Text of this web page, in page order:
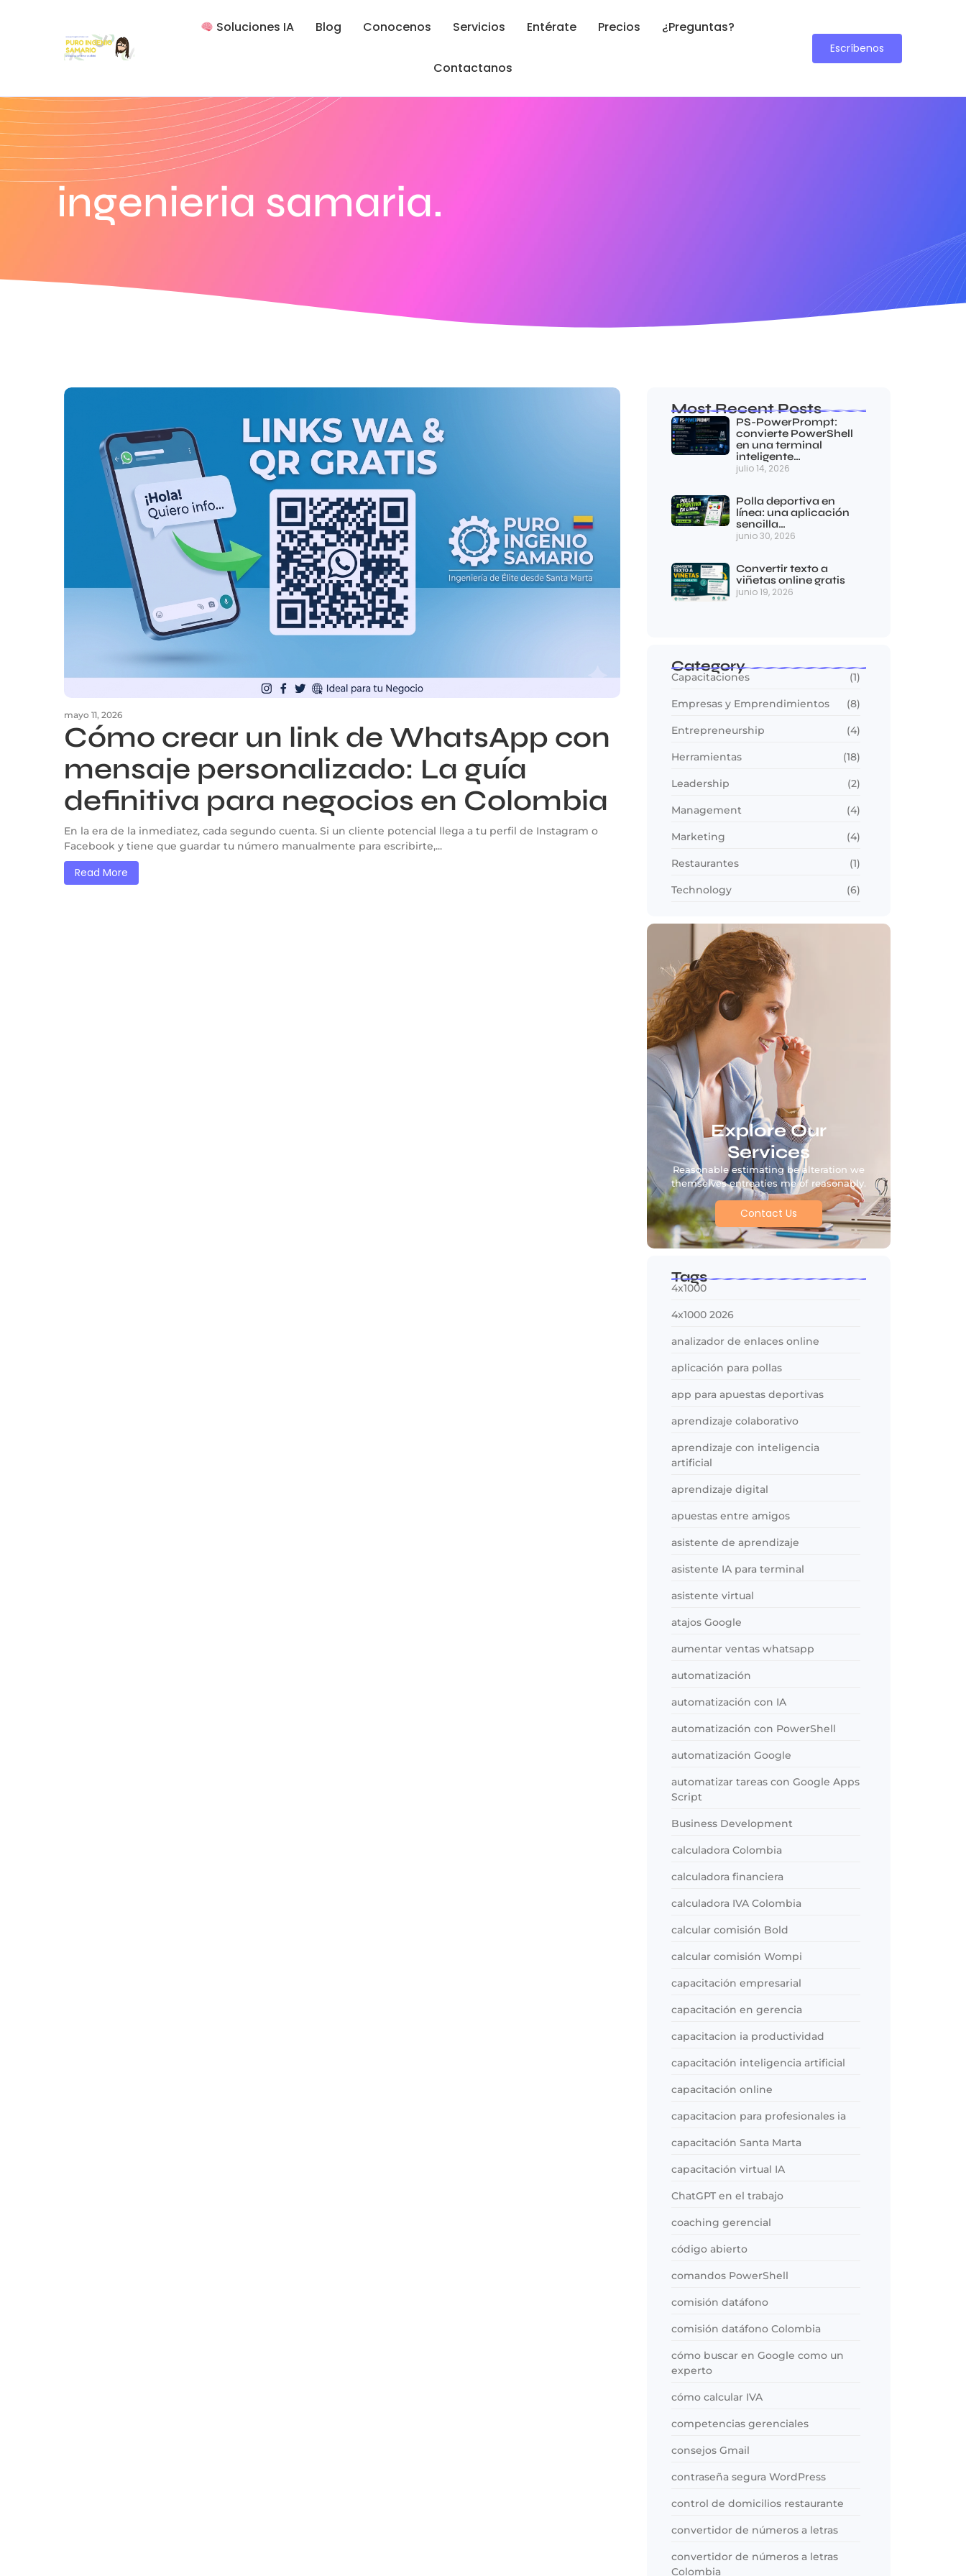
Soluciones IA Blog Conocenos Servicios Entérate Precios ¿Preguntas?
Contactanos
Escríbenos
ingenieria samaria.
mayo 11, 2026
Cómo crear un link de WhatsApp con
mensaje personalizado: La guía
definitiva para negocios en Colombia
En la era de la inmediatez, cada segundo cuenta. Si un cliente potencial llega a tu perfil de Instagram o
Facebook y tiene que guardar tu número manualmente para escribirte,...
Read More
Most Recent Posts
PS-PowerPrompt:
convierte PowerShell
en una terminal
inteligente…
julio 14, 2026
Polla deportiva en
línea: una aplicación
sencilla…
junio 30, 2026
Convertir texto a
viñetas online gratis
junio 19, 2026
Category
Capacitaciones (1)
Empresas y Emprendimientos (8)
Entrepreneurship (4)
Herramientas (18)
Leadership (2)
Management (4)
Marketing (4)
Restaurantes (1)
Technology (6)
Explore Our
Services
Reasonable estimating be alteration we
themselves entreaties me of reasonably.
Contact Us
Tags
4x1000
4x1000 2026
analizador de enlaces online
aplicación para pollas
app para apuestas deportivas
aprendizaje colaborativo
aprendizaje con inteligencia
artificial
aprendizaje digital
apuestas entre amigos
asistente de aprendizaje
asistente IA para terminal
asistente virtual
atajos Google
aumentar ventas whatsapp
automatización
automatización con IA
automatización con PowerShell
automatización Google
automatizar tareas con Google Apps
Script
Business Development
calculadora Colombia
calculadora financiera
calculadora IVA Colombia
calcular comisión Bold
calcular comisión Wompi
capacitación empresarial
capacitación en gerencia
capacitacion ia productividad
capacitación inteligencia artificial
capacitación online
capacitacion para profesionales ia
capacitación Santa Marta
capacitación virtual IA
ChatGPT en el trabajo
coaching gerencial
código abierto
comandos PowerShell
comisión datáfono
comisión datáfono Colombia
cómo buscar en Google como un
experto
cómo calcular IVA
competencias gerenciales
consejos Gmail
contraseña segura WordPress
control de domicilios restaurante
convertidor de números a letras
convertidor de números a letras
Colombia